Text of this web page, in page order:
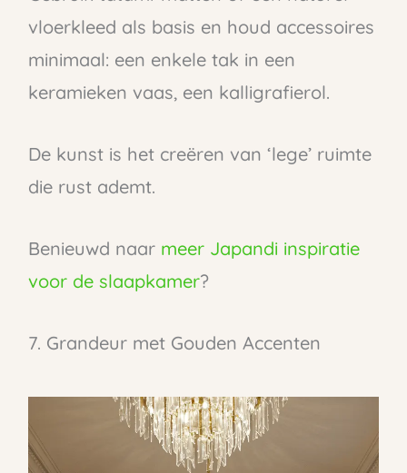
vloerkleed als basis en houd accessoires
minimaal: een enkele tak in een
keramieken vaas, een kalligrafierol.
De kunst is het creëren van ‘lege’ ruimte
die rust ademt.
Benieuwd naar meer Japandi inspiratie
voor de slaapkamer?
7. Grandeur met Gouden Accenten